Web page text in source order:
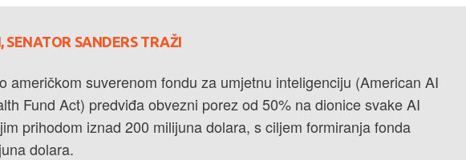
SENATOR SANDERS TRAŽI
američkom suverenom fondu za umjetnu inteligenciju (American AI
Fund Act) predviđa obvezni porez od 50% na dionice svake AI
prihodom iznad 200 milijuna dolara, s ciljem formiranja fonda
dolara.